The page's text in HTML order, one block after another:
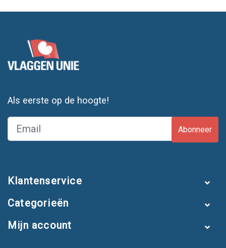
Als eerste op de hoogte!
Abonneer
Klantenservice
Categorieën
Mijn account